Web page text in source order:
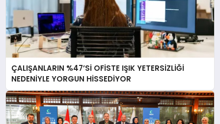
ÇALIŞANLARIN %47’Sİ OFİSTE IŞIK YETERSİZLİĞİ
NEDENİYLE YORGUN HİSSEDİYOR